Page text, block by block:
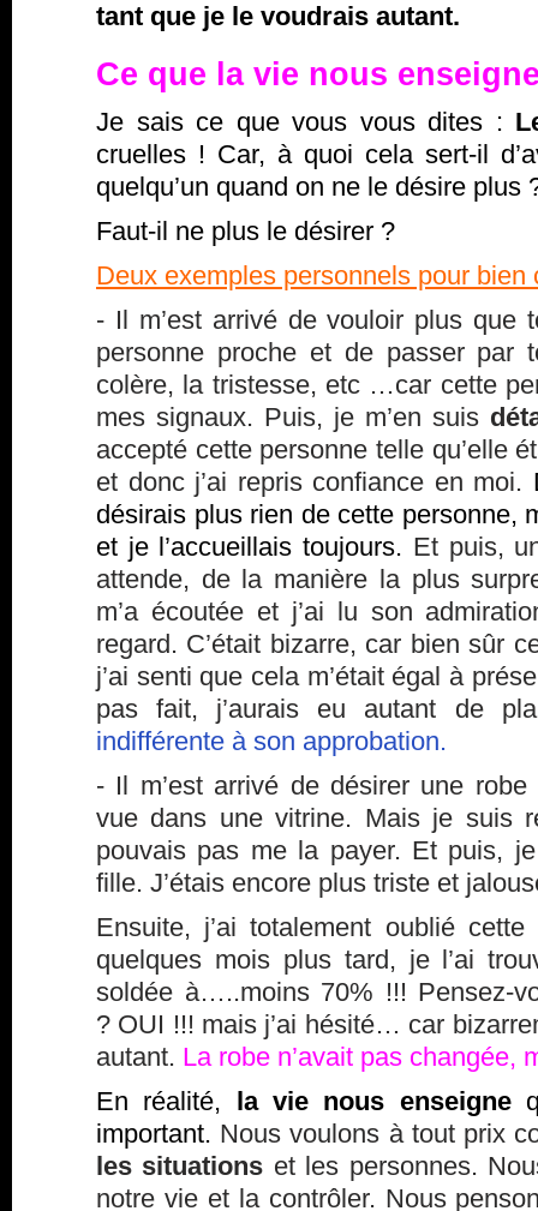
tant que je le voudrais autant.
Ce que la vie nous
Je sais ce que vous vous dites :
cruelles ! Car, à quoi cela sert-il
quelqu’un quand on ne le désire plus
Faut-il ne plus le désirer ?
Deux exemples personnels pour bien
- Il m’est arrivé de vouloir plus que
personne proche et de passer par
colère, la tristesse, etc …car cette
mes signaux. Puis, je m’en suis
accepté cette personne telle qu’elle
et donc j’ai repris confiance en moi.
désirais plus rien de cette personne,
et je l’accueillais toujours. Et puis,
attende, de la manière la plus
m’a écoutée et j’ai lu son
regard. C’était bizarre, car bien sûr
j’ai senti que cela m’était égal à
pas fait, j’aurais eu autant de
indifférente à son approbation.
- Il m’est arrivé de désirer une robe
vue dans une vitrine. Mais je suis
pouvais pas me la payer. Et puis,
fille. J’étais encore plus triste et
Ensuite, j’ai totalement oublié
quelques mois plus tard, je l’ai
soldée à…..moins 70% !!! Pensez-
? OUI !!! mais j’ai hésité… car
autant. La robe n’avait pas changée,
En réalité, la vie nous enseigne
important. Nous voulons à tout prix
les situations et les personnes.
notre vie et la contrôler. Nous